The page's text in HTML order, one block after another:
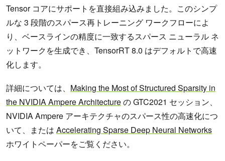
Tensor コアにサポートを直接組み込みました。このシンプ
ルな 3 段階のスパース再トレーニング ワークフローによ
り、ベースラインの精度に一致するスパース ニューラル ネ
ットワークを生成でき、TensorRT 8.0 はデフォルトで高速
化します。
詳細については、 Making the Most of Structured Sparsity in
the NVIDIA Ampere Architectureの GTC2021 セッション、
NVIDIA Ampere アーキテクチャのスパース性の高速化につ
いて、または Accelerating Sparse Deep Neural Networks
ホワイトペーパーをご覧ください。